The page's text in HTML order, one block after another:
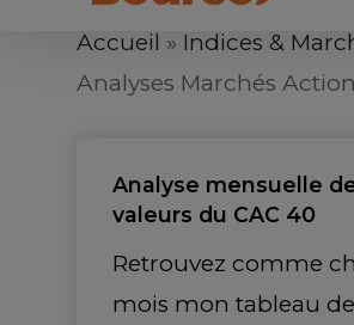
Accueil » Indices &
Analyses Marchés
Analyse mensuelle
valeurs du CAC 40
Retrouvez comme
mois mon tableau